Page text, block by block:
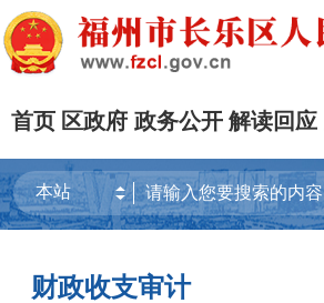
首页 区政府 政务公开 解读回应
财政收支审计